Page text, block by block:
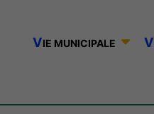
VIE MUNICIPALE V